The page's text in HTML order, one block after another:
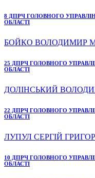
8 ДПРЧ ГОЛОВНОГО
ОБЛАСТІ
БОЙКО ВОЛОДИМИР
25 ДПРЧ ГОЛОВНОГО
ОБЛАСТІ
ДОЛІНСЬКИЙ
22 ДПРЧ ГОЛОВНОГО
ОБЛАСТІ
ЛУПУЛ СЕРГІЙ
10 ДПРЧ ГОЛОВНОГО
ОБЛАСТІ